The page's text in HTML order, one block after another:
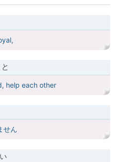
help each other
せん